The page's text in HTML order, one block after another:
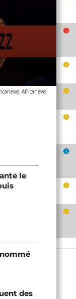
Africanews
le
des